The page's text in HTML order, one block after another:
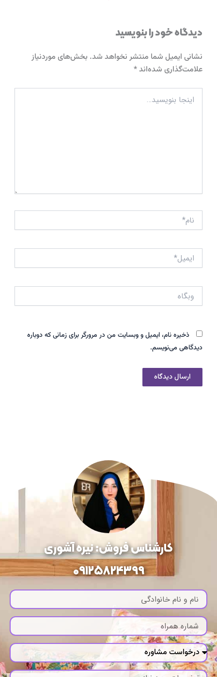
دیدگاه‌ خود را بنویسید
نشانی ایمیل شما منتشر نخواهد شد. بخش‌های موردنیاز
علامت‌گذاری شده‌اند*
بنویسید…
ایمیل*
ذخیره نام، ایمیل و وبسایت من در مرورگر برای زمانی که دوباره
دیدگاهی می‌نویسم.
کارشناس فروش: نیره آشوری
09125824399